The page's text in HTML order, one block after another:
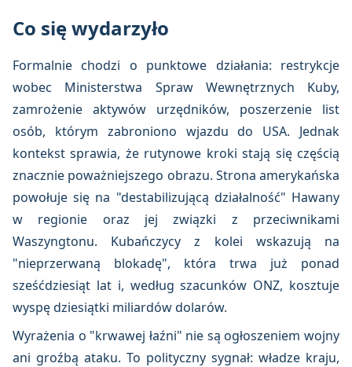
Co się wydarzyło
Formalnie chodzi o punktowe działania: restrykcje
wobec Ministerstwa Spraw Wewnętrznych Kuby,
zamrożenie aktywów urzędników, poszerzenie list
osób, którym zabroniono wjazdu do USA. Jednak
kontekst sprawia, że rutynowe kroki stają się częścią
znacznie poważniejszego obrazu. Strona amerykańska
powołuje się na "destabilizującą działalność" Hawany
w regionie oraz jej związki z przeciwnikami
Waszyngtonu. Kubańczycy z kolei wskazują na
"nieprzerwaną blokadę", która trwa już ponad
sześćdziesiąt lat i, według szacunków ONZ, kosztuje
wyspę dziesiątki miliardów dolarów.
Wyrażenia o "krwawej łaźni" nie są ogłoszeniem wojny
ani groźbą ataku. To polityczny sygnał: władze kraju,